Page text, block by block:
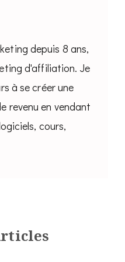
depuis 8 ans,
d'affiliation. Je
à se créer une
revenu en vendant
cours,